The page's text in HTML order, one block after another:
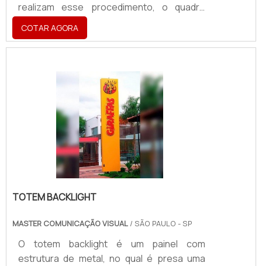
realizam esse procedimento, o quadro
elétrico de distribuição conta com um
painel de controle, equipamento que é
responsável por conectar os cabos de
elétrico desse equipamento abriga
diversos dispositivos, quando em
composição interna podem existir:
Disjuntores; Chaves; Fusíveis; Entre
outros.Os dispositivos de segurança
(disjuntores) rec.
COTAR AGORA
TOTEM BACKLIGHT
MASTER COMUNICAÇÃO VISUAL / SÃO PAULO - SP
O totem backlight é um painel com
estrutura de metal, no qual é presa uma